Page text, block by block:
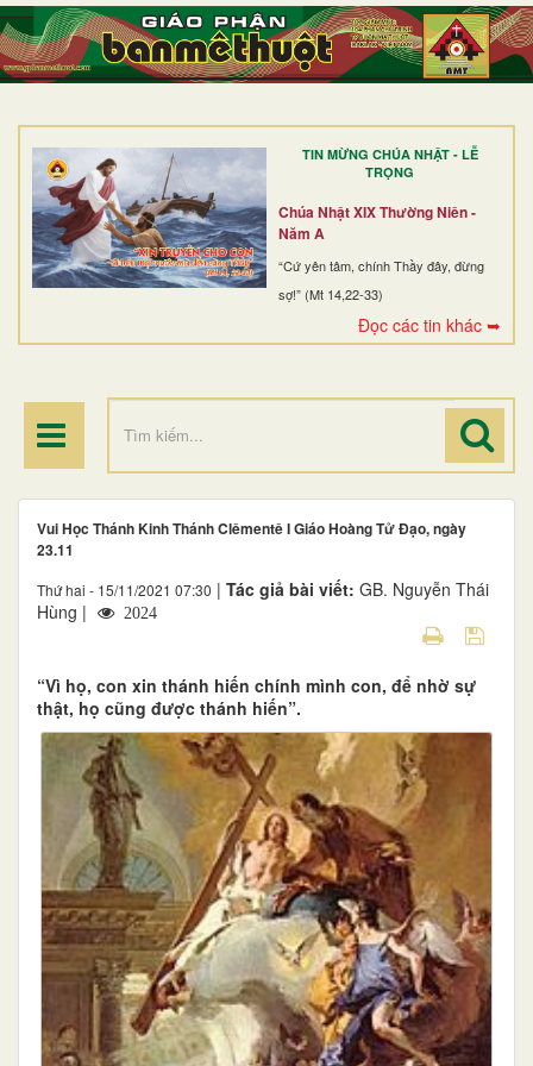
TIN MỪNG CHÚA NHẬT - LỄ
TRỌNG
Chúa Nhật XIX Thường Niên -
Năm A
“Cứ yên tâm, chính Thầy đây, đừng
sợ!” (Mt 14,22-33)
Đọc các tin khác ➥
TRANG NHẤT
GIỚI THIỆU
DÒNG TU
BAN MỤC VỤ
ĐOÀN THỂ CG
ĐIỂM HÀNH HƯƠNG
Vui Học Thánh Kinh Thánh Clêmentê I Giáo Hoàng Tử Đạo, ngày
23.11
Thứ hai - 15/11/2021 07:30 | Tác giả bài viết: GB. Nguyễn Thái
Hùng |
2024
“Vì họ, con xin thánh hiến chính mình con, để nhờ sự
thật, họ cũng được thánh hiến”.